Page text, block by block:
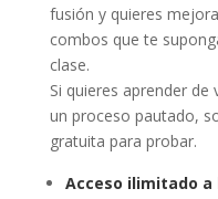
fusión y quieres
combos que te
clase.
Si quieres aprender
un proceso pautado,
gratuita para probar.
Acceso ilimitado